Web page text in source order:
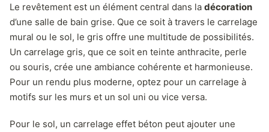
Le revêtement est un élément central dans la décoration
d’une salle de bain grise. Que ce soit à travers le carrelage
mural ou le sol, le gris offre une multitude de possibilités.
Un carrelage gris, que ce soit en teinte anthracite, perle
ou souris, crée une ambiance cohérente et harmonieuse.
Pour un rendu plus moderne, optez pour un carrelage à
motifs sur les murs et un sol uni ou vice versa.
Pour le sol, un carrelage effet béton peut ajouter une